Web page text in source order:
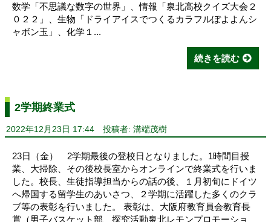
数学「不思議な数字の世界」、情報「泉北高校クイズ大会２
０２２」、生物「ドライアイスでつくるカラフルぽよよんシ
ャボン玉」、化学１...
続きを読む
2学期終業式
2022年12月23日 17:44 投稿者: 溝端茂樹
23日（金） 2学期最後の登校日となりました。1時間目授
業、大掃除、その後校長室からオンラインで終業式を行いま
した。校長、生徒指導担当からの話の後、１月初旬にドイツ
へ帰国する留学生のあいさつ、２学期に活躍した多くのクラ
ブ等の表彰を行いました。 表彰は、大阪府教育員会教育長
賞（男子バスケット部、探究活動泉北レモンプロモーショ